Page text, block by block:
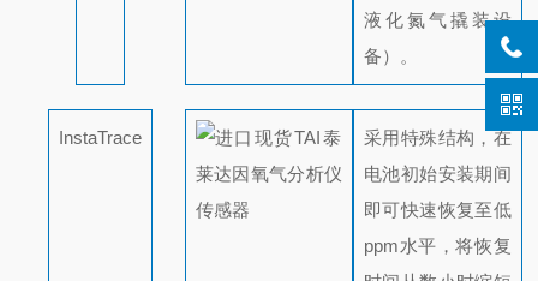
液化氮气撬装设
备）。
InstaTrace
采用特殊结构，在
电池初始安装期间
即可快速恢复至低
ppm水平，将恢复